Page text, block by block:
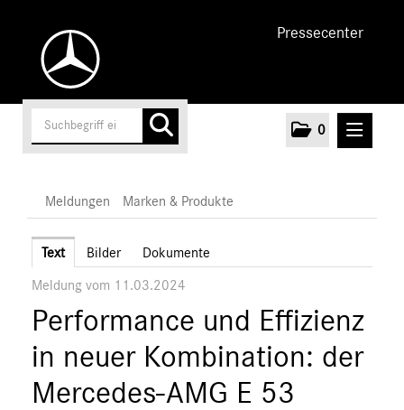
Pressecenter
0
Unternehmen
Cars
Vans
Marken & Produkte
MEDIA
Meldungen Marken & Produkte
Text Bilder Dokumente
Meldung vom 11.03.2024
Performance und Effizienz
in neuer Kombination: der
Mercedes-AMG E 53